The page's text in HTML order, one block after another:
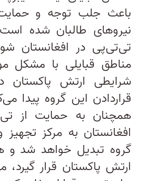
باعث جلب توجه و
نیروهای طالبان شده
تی‌تی‌پی در افغانستان
مناطق قبایلی با مشکل
شرایطی ارتش پاکستان
قراردادن این گروه پیدا
همچنان به حمایت از
افغانستان به مرکز
گروه تبدیل خواهد شد و
ارتش پاکستان قرار گیرد،